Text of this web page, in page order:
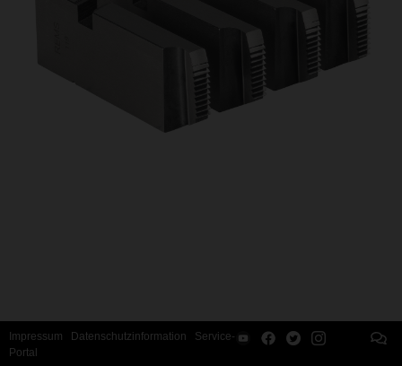
Impressum Datenschutzinformation
Service-
Portal